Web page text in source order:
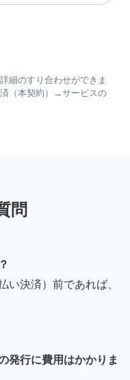
細のすり合わせができま
（本契約）→サービスの
問
い決済）前であれば、
発行に費用はかかりま